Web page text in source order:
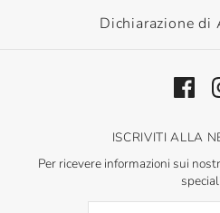
Contattaci per avere
LBX4000
incluse)
Dichiarazione di
ISCRIVITI ALLA
Per ricevere informazioni sui